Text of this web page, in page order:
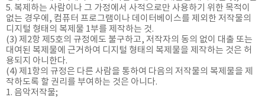
5. 복제하는 사람이나 그 가정에서 사적으로만 사용하기 위한 목적이
없는 경우에, 컴퓨터 프로그램이나 데이터베이스를 제외한 저작물의
디지털 형태의 복제물 1부를 제작하는 것.
(3) 제2항 제5호의 규정에도 불구하고, 저작자의 동의 없이 대출 또는
대여된 복제물에 근거하여 디지털 형태의 복제물을 제작하는 것은 허
용되지 아니한다.
(4) 제1항의 규정은 다른 사람을 통하여 다음의 저작물의 복제물을 제
작하도록 할 권리를 부여하는 것은 아니다.
1. 음악저작물;